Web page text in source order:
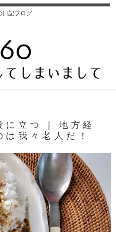
日記ブログ
に立つ | 地方経
我々老人だ！